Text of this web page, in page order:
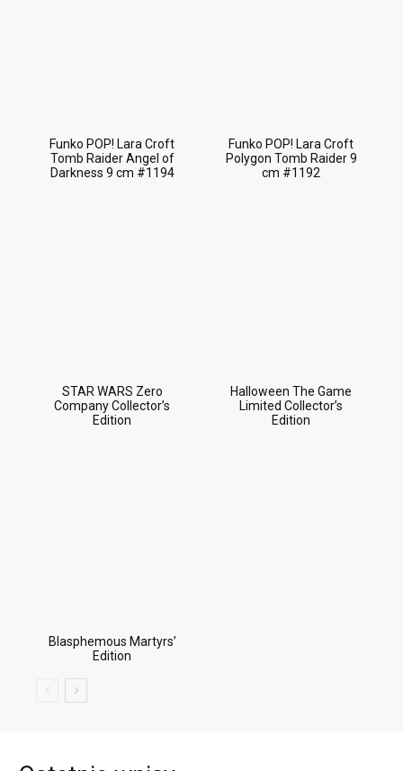
Funko POP! Lara Croft
Tomb Raider Angel of
Darkness 9 cm #1194
Funko POP! Lara Croft
Polygon Tomb Raider 9
cm #1192
STAR WARS Zero
Company Collector’s
Edition
Halloween The Game
Limited Collector’s
Edition
Blasphemous Martyrs’
Edition